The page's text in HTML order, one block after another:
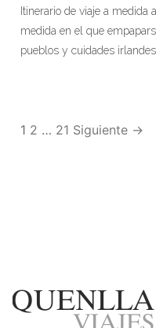
Itinerario de viaje a medida
medida en el que
pueblos y cuidades
1 2 … 21 Siguiente →